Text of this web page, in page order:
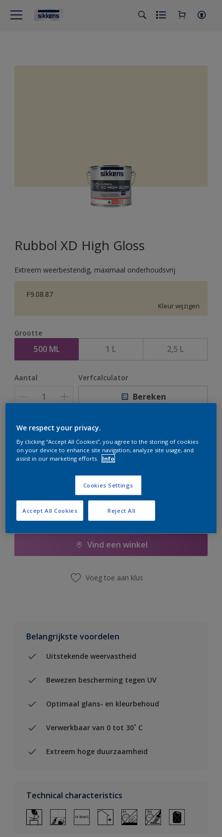
Rubbol XD High Gloss
Extreem weerbestendig, maximaal onderhoudsvrij
F9.08.87
Kleur wijzigen
Grootte
500 ML 1 L 2,5 L
Aantal Verfcalculator
Bereken
Op dit moment is het niet mogelijk dit product online
te bestellen. Houd de website in de gaten, we werken
er hard aan om de voorraad aan te vullen.
Boodschappenlijst
Vind een winkel
Voeg toe aan klus
Belangrijkste voordelen
Uitstekende weervastheid
Bewezen bescherming tegen UV
Optimaal glans- en kleurbehoud
Verwerkbaar van 0 tot 30˚ C
Extreem hoge duurzaamheid
Technical characteristics
We respect your privacy.
By clicking “Accept All Cookies”, you agree to the storing of cookies
on your device to enhance site navigation, analyze site usage, and
assist in our marketing efforts.
Info
Cookies Settings
Reject All
Accept All Cookies